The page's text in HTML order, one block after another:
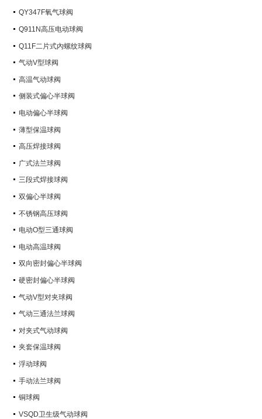
QY347F氧气球阀
Q911N高压电动球阀
Q11F二片式內螺纹球阀
气动V型球阀
高温气动球阀
侧装式偏心半球阀
电动偏心半球阀
薄型保温球阀
高压焊接球阀
广式法兰球阀
三段式焊接球阀
双偏心半球阀
不锈钢高压球阀
电动O型三通球阀
电动高温球阀
双向密封偏心半球阀
硬密封偏心半球阀
气动V型对夹球阀
气动三通法兰球阀
对夹式气动球阀
夹套保温球阀
浮动球阀
手动法兰球阀
铜球阀
VSQD卫生级气动球阀